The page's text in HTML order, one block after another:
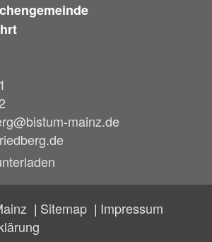
mainz.de
Sitemap
Impressum